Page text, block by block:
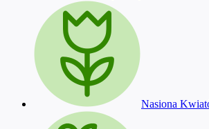
Nasiona